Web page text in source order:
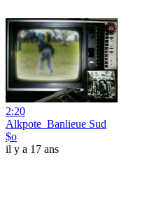
2:20
Alkpote_Banlieue Sud
$o
il y a 17 ans